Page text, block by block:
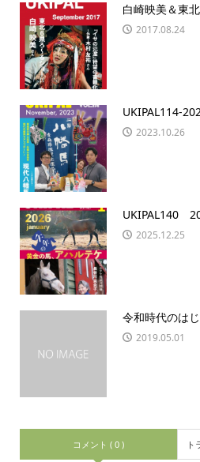
白崎映美＆東
2017.08.24
UKIPAL114-
2023.10.26
UKIPAL140
2025.12.25
令和時代のは
2019.05.01
コメント ( 0 ) ト